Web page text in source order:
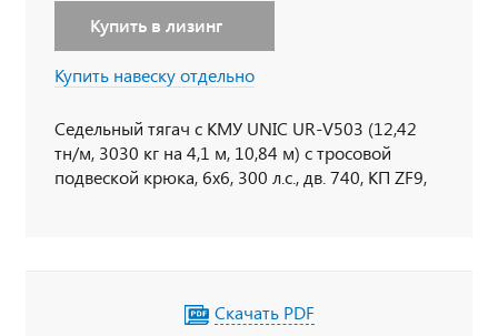
Купить в лизинг
Купить навеску отдельно
Седельный тягач с КМУ UNIC UR-V503 (12,42
тн/м, 3030 кг на 4,1 м, 10,84 м) с тросовой
подвеской крюка, 6х6, 300 л.с., дв. 740, КП ZF9,
Скачать PDF